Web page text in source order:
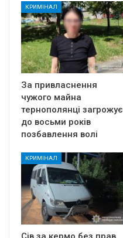
КРИМІНАЛ
За привласнення
чужого майна
тернополянці загрожує
до восьми років
позбавлення волі
КРИМІНАЛ